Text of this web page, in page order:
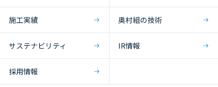
施工実績 奥村組の技術
サステナビリティ IR情報
採用情報